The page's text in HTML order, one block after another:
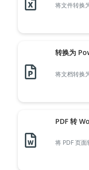
将文件转换
转换为
将文档转换
PDF 转
将 PDF 页面